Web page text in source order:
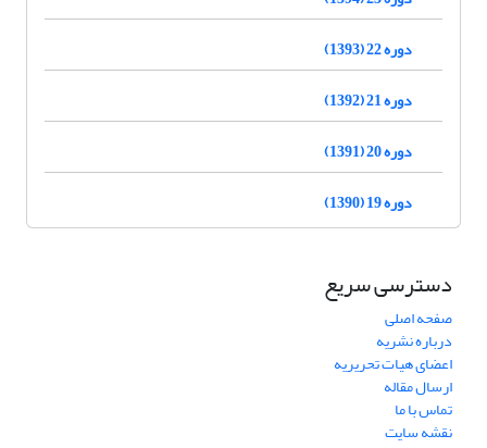
دوره 22 (1393)
دوره 21 (1392)
دوره 20 (1391)
دوره 19 (1390)
دسترسی سریع
صفحه اصلی
درباره نشریه
اعضای هیات تحریریه
ارسال مقاله
تماس با ما
نقشه سایت